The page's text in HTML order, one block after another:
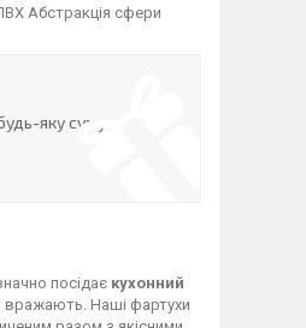
Абстракція сфери
яку суму
посідає кухонний
вражають. Наші фартухи